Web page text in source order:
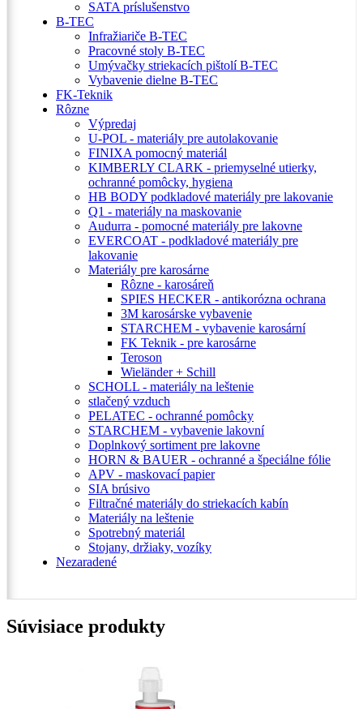
SATA príslušenstvo
B-TEC
Infražiariče B-TEC
Pracovné stoly B-TEC
Umývačky striekacích pištolí B-TEC
Vybavenie dielne B-TEC
FK-Teknik
Rôzne
Výpredaj
U-POL - materiály pre autolakovanie
FINIXA pomocný materiál
KIMBERLY CLARK - priemyselné utierky,
ochranné pomôcky, hygiena
HB BODY podkladové materiály pre lakovanie
Q1 - materiály na maskovanie
Audurra - pomocné materiály pre lakovne
EVERCOAT - podkladové materiály pre
lakovanie
Materiály pre karosárne
Rôzne - karosáreň
SPIES HECKER - antikorózna ochrana
3M karosárske vybavenie
STARCHEM - vybavenie karosární
FK Teknik - pre karosárne
Teroson
Wieländer + Schill
SCHOLL - materiály na leštenie
stlačený vzduch
PELATEC - ochranné pomôcky
STARCHEM - vybavenie lakovní
Doplnkový sortiment pre lakovne
HORN & BAUER - ochranné a špeciálne fólie
APV - maskovací papier
SIA brúsivo
Filtračné materiály do striekacích kabín
Materiály na leštenie
Spotrebný materiál
Stojany, držiaky, vozíky
Nezaradené
Súvisiace produkty